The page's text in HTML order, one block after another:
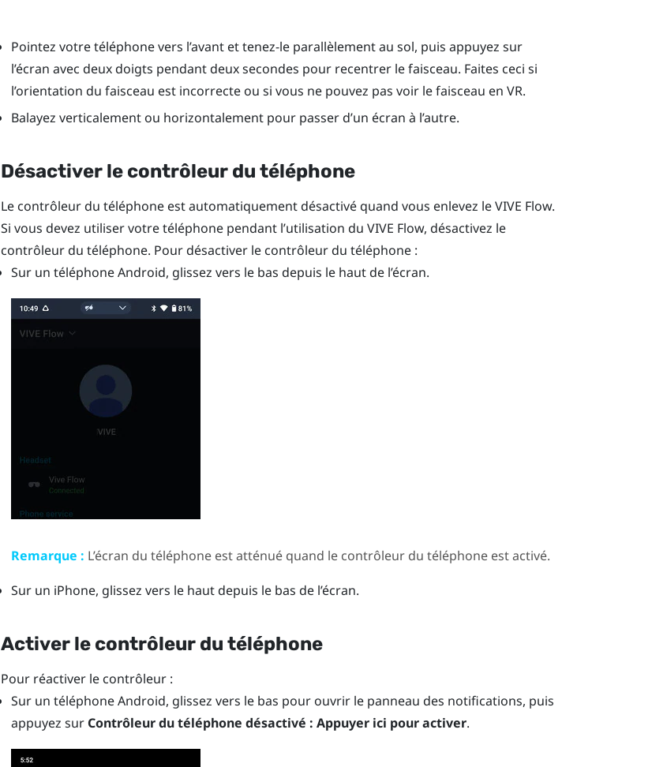
Pointez votre téléphone vers l’avant et tenez-le parallèlement au sol, puis appuyez sur
l’écran avec deux doigts pendant deux secondes pour recentrer le faisceau. Faites ceci si
l’orientation du faisceau est incorrecte ou si vous ne pouvez pas voir le faisceau en VR.
Balayez verticalement ou horizontalement pour passer d’un écran à l’autre.
Désactiver le contrôleur du téléphone
Le contrôleur du téléphone est automatiquement désactivé quand vous enlevez leVIVE Flow.
Si vous devez utiliser votre téléphone pendant l’utilisation du VIVE Flow, désactivez le
contrôleur du téléphone. Pour désactiver le contrôleur du téléphone :
Sur un téléphoneAndroid, glissez vers le bas depuis le haut de l’écran.
Remarque : L’écran du téléphone est atténué quand le contrôleur du téléphone est activé.
Sur un iPhone, glissez vers le haut depuis le bas de l’écran.
Activer le contrôleur du téléphone
Pour réactiver le contrôleur :
Sur un téléphoneAndroid, glissez vers le bas pour ouvrir le panneau des notifications, puis
appuyez sur Contrôleur du téléphone désactivé : Appuyer ici pour activer.